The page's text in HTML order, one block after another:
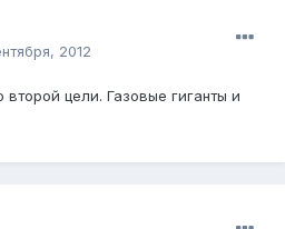
2012
цели. Газовые гиганты и